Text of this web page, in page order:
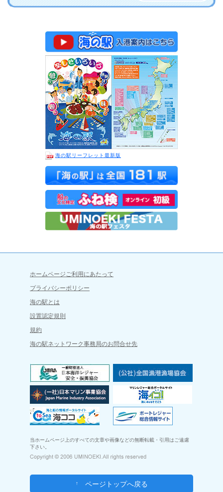
海の駅リーフレット最新版
ホームページご利用にあたって
プライバシーポリシー
海の駅とは
設置認定規則
規約
海の駅ネットワーク事務局のお問合せ先
当ホームページ上のすべての文章や画像などの無断転載・引用はご遠慮
下さい。
ページトップへ戻る